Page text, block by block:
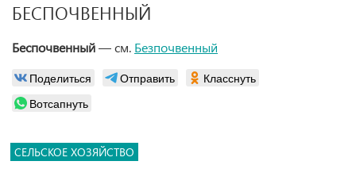
БЕСПОЧВЕННЫЙ
Беспочвенный— см. Безпочвенный
Поделиться Отправить
Класснуть
Вотсапнуть
СЕЛЬСКОЕ ХОЗЯЙСТВО